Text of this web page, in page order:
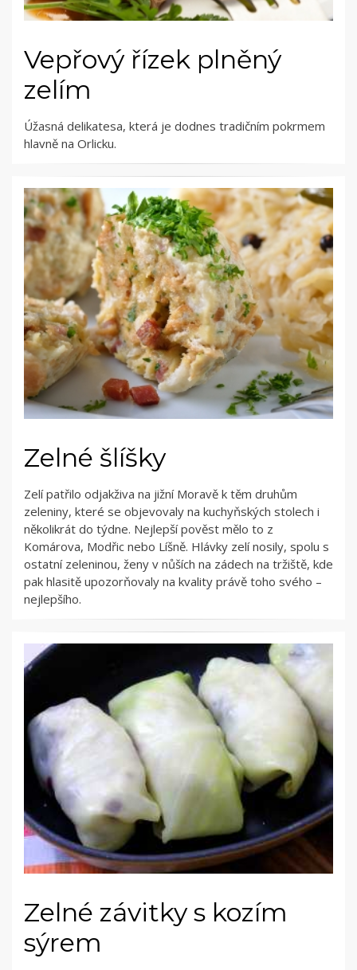
Vepřový řízek plněný
zelím
Úžasná delikatesa, která je dodnes tradičním pokrmem
hlavně na Orlicku.
Zelné šlíšky
Zelí patřilo odjakživa na jižní Moravě k těm druhům
zeleniny, které se objevovaly na kuchyňských stolech i
několikrát do týdne. Nejlepší pověst mělo to z
Komárova, Modřic nebo Líšně. Hlávky zelí nosily, spolu s
ostatní zeleninou, ženy v nůších na zádech na tržiště, kde
pak hlasitě upozorňovaly na kvality právě toho svého –
nejlepšího.
Zelné závitky s kozím
sýrem